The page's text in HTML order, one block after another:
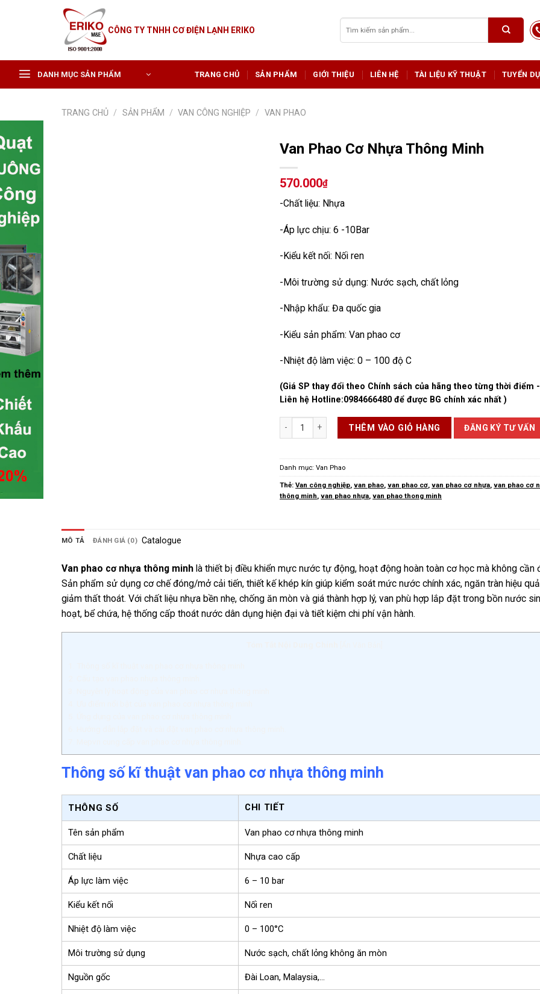
CÔNG TY TNHH CƠ ĐIỆN LẠNH ERIKO
kiếm:
DANH MỤC SẢN PHẨM TRANG CHỦ SẢN PHẨM GIỚI THIỆU LIÊN HỆ TÀI LIỆU KỸ THUẬT TUYỂN
TRANG CHỦ / SẢN PHẨM / VAN CÔNG NGHIỆP /
VAN PHAO
Van Phao Cơ Nhựa Thông Minh
570.000₫
-Chất liệu: Nhựa
-Áp lực chịu: 6 -10Bar
-Kiểu kết nối: Nối ren
-Môi trường sử dụng: Nước sạch, chất lỏng
-Nhập khẩu: Đa quốc gia
-Kiểu sản phẩm: Van phao cơ
-Nhiệt độ làm việc: 0 – 100 độ C
(Giá SP thay đổi theo Chính sách của hãng theo từng thời điểm
Liên hệ Hotline:0984666480 để được BG chính xác nhất )
Van Phao Cơ Nhựa Thông Minh số lượng
THÊM VÀO GIỎ HÀNG ĐĂNG KÝ TƯ VẤN
Danh mục:Van Phao
Thẻ:Van công nghiệp,van phao,van phao cơ,van phao cơ nhựa,van phao cơ
thông minh,van phao nhựa,van phao thong minh
MÔ TẢ ĐÁNH GIÁ (0) Catalogue
Van phao cơ nhựa thông minh là thiết bị điều khiển mực nước tự động, hoạt động hoàn toàn cơ học mà không cần
Sản phẩm sử dụng cơ chế đóng/mở cải tiến, thiết kế khép kín giúp kiểm soát mức nước chính xác, ngăn tràn hiệu
giảm thất thoát. Với chất liệu nhựa bền nhẹ, chống ăn mòn và giá thành hợp lý, van phù hợp lắp đặt trong bồn nước
hoạt, bể chứa, hệ thống cấp thoát nước dân dụng hiện đại và tiết kiệm chi phí vận hành.
Thông số kĩ thuật van phao cơ nhựa thông minh
THÔNG SỐ CHI TIẾT
Tên sản phẩm Van phao cơ nhựa thông minh
Chất liệu Nhựa cao cấp
Áp lực làm việc 6 – 10 bar
Kiểu kết nối Nối ren
Nhiệt độ làm việc 0 – 100°C
Môi trường sử dụng Nước sạch, chất lỏng không ăn mòn
Nguồn gốc Đài Loan, Malaysia,…